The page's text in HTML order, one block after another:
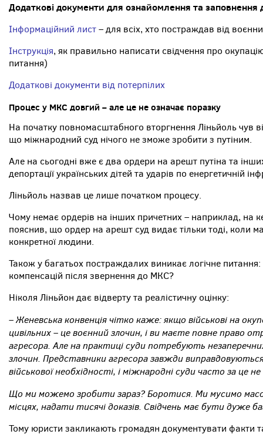
Додаткові документи для ознайомлення та заповнення
Інформаційний лист– для всіх, хто постраждав від
Інструкція, як правильно написати свідчення про
питання)
Додаткові документи від потерпілих
Процес у МКС довгий – але це не означає поразку
На початку повномасштабного вторгнення Ліньйоль чув
що міжнародний суд нічого не зможе зробити з путіним.
Але на сьогодні вже є два ордери на арешт путіна та
депортації українських дітей та ударів по енергетичній
Ліньйоль назвав це лише початком процесу.
Чому немає ордерів на інших причетних – наприклад, на
пояснив, що ордер на арешт суд видає тільки тоді, коли
конкретної людини.
Також у багатьох постраждалих виникає логічне
компенсацій після звернення до МКС?
Ніколя Ліньйон дає відверту та реалістичну оцінку:
– Женевська конвенція чітко каже: якщо військові на
цивільних – це воєнний злочин, і ви маєте повне право
агресора. Але на практиці суди потребують
злочин. Представники агресора завжди
військової необхідності, і міжнародні суди часто за це
Що ми можемо зробити зараз? Боротися. Ми мусимо
місцях, надати тисячі доказів. Свідчень має бути дуже
Тому юристи закликають громадян документувати факти